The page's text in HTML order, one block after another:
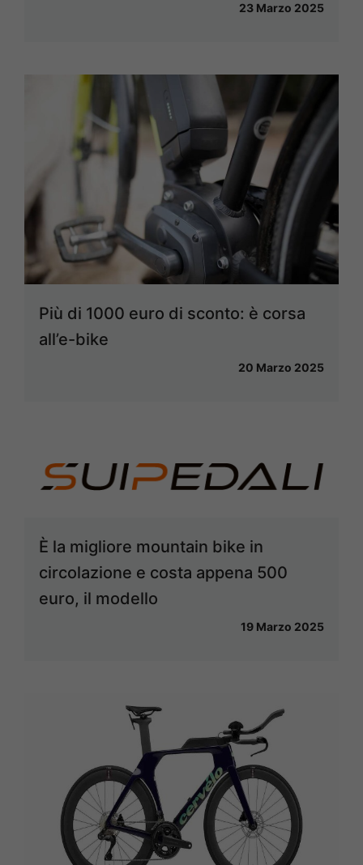
23 Marzo 2025
Più di 1000 euro di sconto: è corsa
all’e-bike
20 Marzo 2025
È la migliore mountain bike in
circolazione e costa appena 500
euro, il modello
19 Marzo 2025